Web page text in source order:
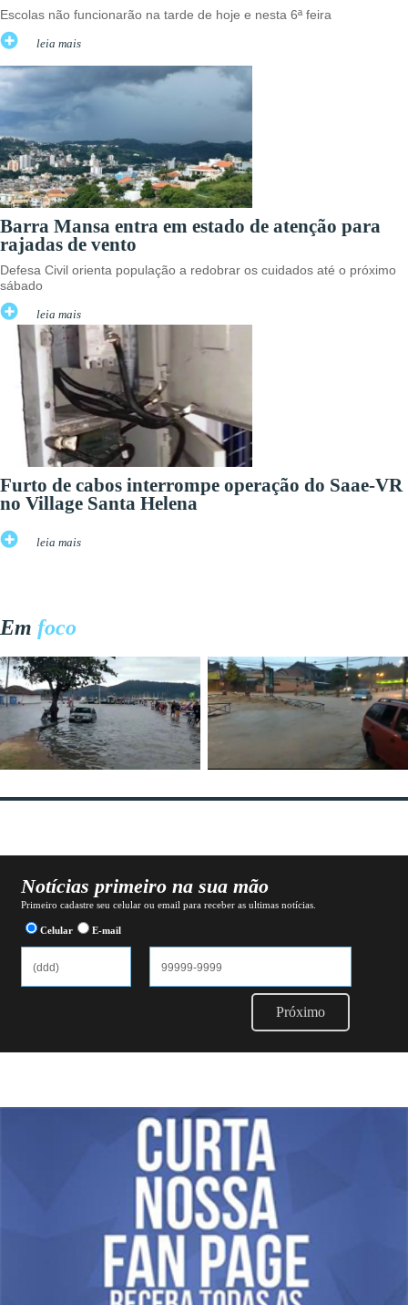
Escolas não funcionarão na tarde de hoje e nesta 6ª feira
leia mais
Barra Mansa entra em estado de atenção para
rajadas de vento
Defesa Civil orienta população a redobrar os cuidados até o próximo
sábado
leia mais
Furto de cabos interrompe operação do Saae-VR
no Village Santa Helena
leia mais
Em foco
Notícias primeiro na sua mão
Primeiro cadastre seu celular ou email para receber as ultimas notícias.
Celular E-mail
Próximo